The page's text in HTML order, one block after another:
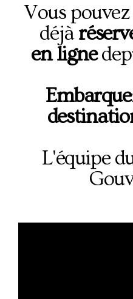
Vous
déjà
en ligne
L'équipe